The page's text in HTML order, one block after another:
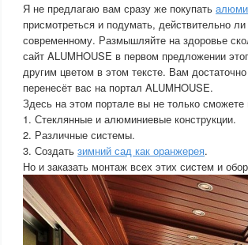
Я не предлагаю вам сразу же покупать
присмотреться и подумать, действительно
современному. Размышляйте на здоровье
сайт ALUMHOUSE в первом предложении
другим цветом в этом тексте. Вам
перенесёт вас на портал ALUMHOUSE.
Здесь на этом портале вы не только
1. Стеклянные и алюминиевые конструкции.
2. Различные системы.
3. Создать зимний сад как оранжерея.
Но и заказать монтаж всех этих систем и